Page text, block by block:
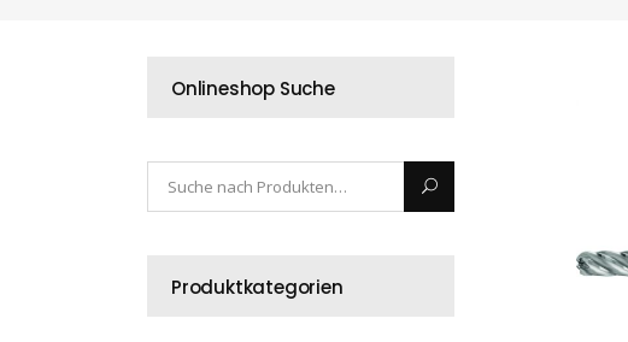
Onlineshop Suche
Produktkategorien